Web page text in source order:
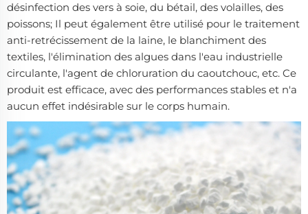
désinfection des vers à soie, du bétail, des volailles, des
poissons; Il peut également être utilisé pour le traitement
anti-retrécissement de la laine, le blanchiment des
textiles, l'élimination des algues dans l'eau industrielle
circulante, l'agent de chloruration du caoutchouc, etc. Ce
produit est efficace, avec des performances stables et n'a
aucun effet indésirable sur le corps humain.